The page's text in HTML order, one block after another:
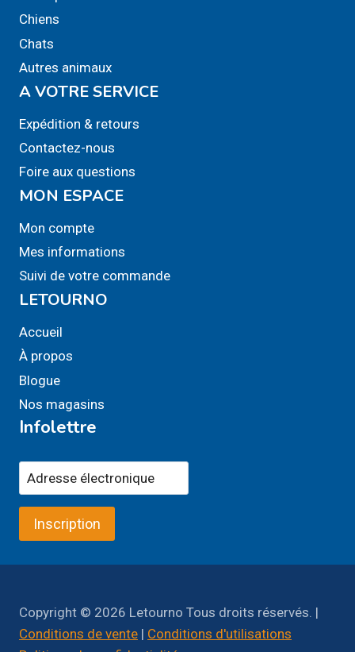
Chiens
Chats
Autres animaux
A VOTRE SERVICE
Expédition & retours
Contactez-nous
Foire aux questions
MON ESPACE
Mon compte
Mes informations
Suivi de votre commande
LETOURNO
Accueil
À propos
Blogue
Nos magasins
Infolettre
Inscription
Copyright © 2026 Letourno Tous droits réservés. |
Conditions de vente | Conditions d'utilisations